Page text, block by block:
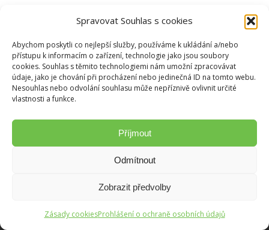
Spravovat Souhlas s cookies
Abychom poskytli co nejlepší služby, používáme k ukládání a/nebo
přístupu k informacím o zařízení, technologie jako jsou soubory
cookies. Souhlas s těmito technologiemi nám umožní zpracovávat
údaje, jako je chování při procházení nebo jedinečná ID na tomto webu.
Nesouhlas nebo odvolání souhlasu může nepříznivě ovlivnit určité
vlastnosti a funkce.
Příjmout
Odmítnout
Zobrazit předvolby
Zásady cookiesProhlášení o ochraně osobních údajů
2017 © M&S GLOBWASH, a.s.